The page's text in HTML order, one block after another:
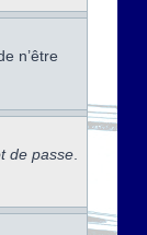
n’être
de passe